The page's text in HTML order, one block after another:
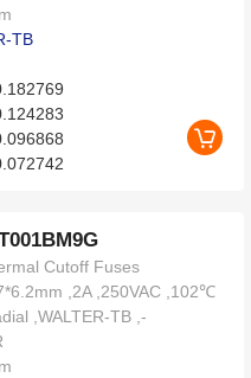
TB
Cutoff Fuses
,2A ,250VAC ,102℃
,WALTER-TB ,-